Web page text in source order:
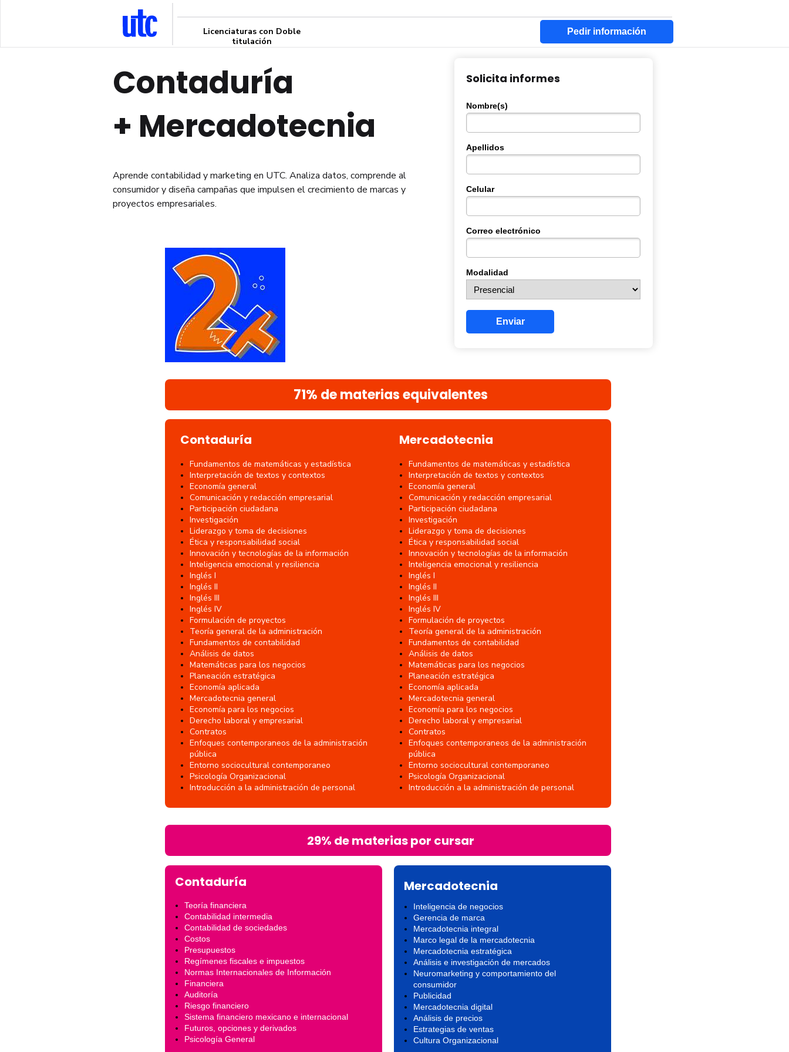
Pedir información
Contaduría
+ Mercadotecnia Nombre(s)
Apellidos
Celular
Correo electrónico
Modalidad
Enviar
Solicita informes
Aprende contabilidad y marketing en UTC. Analiza datos, comprende al
consumidor y diseña campañas que impulsen el crecimiento de marcas y
proyectos empresariales.
Mercadotecnia
Fundamentos de matemáticas y estadística
Interpretación de textos y contextos
Economía general
Comunicación y redacción empresarial
Participación ciudadana
Investigación
Liderazgo y toma de decisiones
Ética y responsabilidad social
Innovación y tecnologías de la información
Inteligencia emocional y resiliencia
Inglés I
Inglés II
Inglés III
Inglés IV
Formulación de proyectos
Teoría general de la administración
Fundamentos de contabilidad
Análisis de datos
Matemáticas para los negocios
Planeación estratégica
Economía aplicada
Mercadotecnia general
Economía para los negocios
Derecho laboral y empresarial
Contratos
Enfoques contemporaneos de la administración
pública
Entorno sociocultural contemporaneo
Psicología Organizacional
Introducción a la administración de personal
Contaduría
Fundamentos de matemáticas y estadística
Interpretación de textos y contextos
Economía general
Comunicación y redacción empresarial
Participación ciudadana
Investigación
Liderazgo y toma de decisiones
Ética y responsabilidad social
Innovación y tecnologías de la información
Inteligencia emocional y resiliencia
Inglés I
Inglés II
Inglés III
Inglés IV
Formulación de proyectos
Teoría general de la administración
Fundamentos de contabilidad
Análisis de datos
Matemáticas para los negocios
Planeación estratégica
Economía aplicada
Mercadotecnia general
Economía para los negocios
Derecho laboral y empresarial
Contratos
Enfoques contemporaneos de la administración
pública
Entorno sociocultural contemporaneo
Psicología Organizacional
Introducción a la administración de personal
Teoría financiera
Contabilidad intermedia
Contabilidad de sociedades
Costos
Presupuestos
Regímenes fiscales e impuestos
Normas Internacionales de Información
Financiera
Auditoría
Riesgo financiero
Sistema financiero mexicano e internacional
Futuros, opciones y derivados
Psicología General
Contaduría
Inteligencia de negocios
Gerencia de marca
Mercadotecnia integral
Marco legal de la mercadotecnia
Mercadotecnia estratégica
Análisis e investigación de mercados
Neuromarketing y comportamiento del
consumidor
Publicidad
Mercadotecnia digital
Análisis de precios
Estrategias de ventas
Cultura Organizacional
Mercadotecnia
29% de materias por cursar
71% de materias equivalentes
Licenciaturas con Doble
titulación